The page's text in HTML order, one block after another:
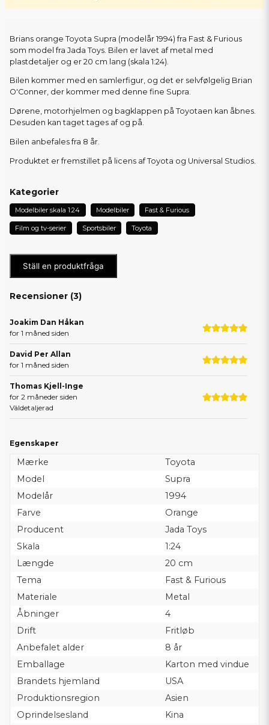
Brians orange Toyota Supra (modelår 1994) fra Fast & Furious
som model fra Jada Toys. Bilen er lavet af metal med
plastdetaljer og er 20 cm lang (skala 1:24).
Bilen kommer med en samlerfigur, og det er selvfølgelig Brian
O'Conner, der kommer med denne fine Supra.
Dørene, motorhjelmen og bagklappen på Toyotaen kan åbnes.
Desuden kan taget tages af og på.
Bilen anbefales fra 8 år.
Produktet er fremstillet på licens af Toyota og Universal Studios.
Kategorier
Modelbiler skala 1:24 Modelbiler Fast & Furious
Film og tv-serier Sportsbiler Toyota
Ställ en produktfråga
Recensioner (3)
Joakim Dan Håkan
for 1 måned siden
David Per Allan
for 1 måned siden
Thomas Kjell-Inge
for 2 måneder siden
Väldetaljerad
Egenskaper
Mærke
Toyota
Model
Supra
Modelår
1994
Farve
Orange
Producent
Jada Toys
Skala
1:24
Længde
20 cm
Tema
Fast & Furious
Materiale
Metal
Åbninger
4
Drift
Fritløb
Anbefalet alder
8 år
Emballage
Karton med vindue
Brandets hjemland
USA
Produktionsregion
Asien
Oprindelsesland
Kina